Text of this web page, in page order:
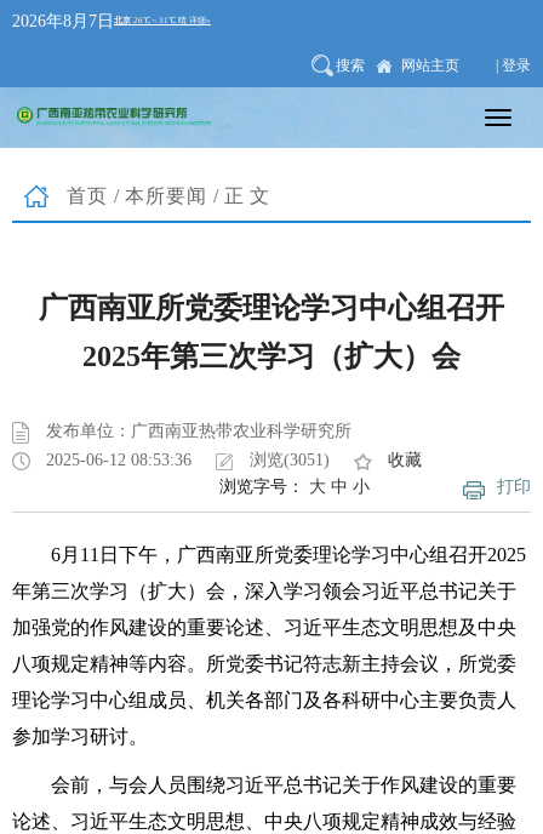
2026年8月7日
搜索 网站主页 | 登录
首页 / 本所要闻 /正文
广西南亚所党委理论学习中心组召开
2025年第三次学习（扩大）会
发布单位：广西南亚热带农业科学研究所
2025-06-12 08:53:36
浏览(3051)
收藏
打印
浏览字号： 大 中 小
6月11日下午，广西南亚所党委理论学习中心组召开2025
年第三次学习（扩大）会，深入学习领会习近平总书记关于
加强党的作风建设的重要论述、习近平生态文明思想及中央
八项规定精神等内容。所党委书记符志新主持会议，所党委
理论学习中心组成员、机关各部门及各科研中心主要负责人
参加学习研讨。
会前，与会人员围绕习近平总书记关于作风建设的重要
论述、习近平生态文明思想、中央八项规定精神成效与经验